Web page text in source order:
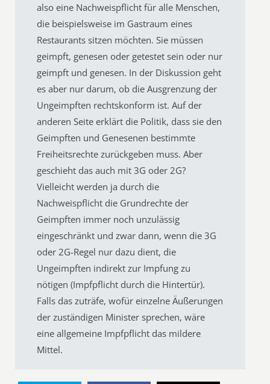
also eine Nachweispflicht für alle Menschen,
die beispielsweise im Gastraum eines
Restaurants sitzen möchten. Sie müssen
geimpft, genesen oder getestet sein oder nur
geimpft und genesen. In der Diskussion geht
es aber nur darum, ob die Ausgrenzung der
Ungeimpften rechtskonform ist. Auf der
anderen Seite erklärt die Politik, dass sie den
Geimpften und Genesenen bestimmte
Freiheitsrechte zurückgeben muss. Aber
geschieht das auch mit 3G oder 2G?
Vielleicht werden ja durch die
Nachweispflicht die Grundrechte der
Geimpften immer noch unzulässig
eingeschränkt und zwar dann, wenn die 3G
oder 2G-Regel nur dazu dient, die
Ungeimpften indirekt zur Impfung zu
nötigen (Impfpflicht durch die Hintertür).
Falls das zuträfe, wofür einzelne Äußerungen
der zuständigen Minister sprechen, wäre
eine allgemeine Impfpflicht das mildere
Mittel.